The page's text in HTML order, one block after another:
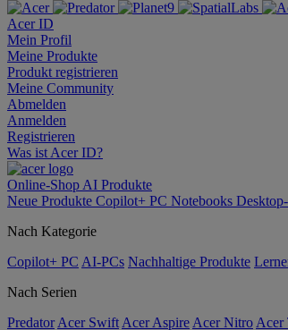
Acer ID
Mein Profil
Meine Produkte
Produkt registrieren
Meine Community
Abmelden
Anmelden
Registrieren
Was ist Acer ID?
Online-Shop AI Produkte
Neue Produkte Copilot+ PC Notebooks
Nach Kategorie
Copilot+ PC AI-PCs Nachhaltige Produkte
Nach Serien
Predator Acer Swift Acer Aspire Acer Nitro Acer